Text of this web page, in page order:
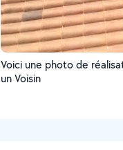
Voici une photo de
un Voisin